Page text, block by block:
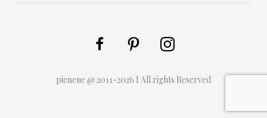
pienene @ 2011-2026 I All rights Reserved